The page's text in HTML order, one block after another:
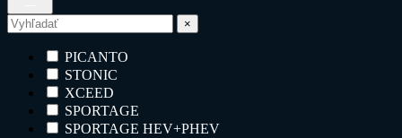
×
PICANTO
STONIC
XCEED
SPORTAGE
SPORTAGE HEV+PHEV